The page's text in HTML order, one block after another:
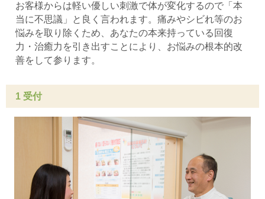
お客様からは軽い優しい刺激で体が変化するので「本
当に不思議」と良く言われます。痛みやシビれ等のお
悩みを取り除くため、あなたの本来持っている回復
力・治癒力を引き出すことにより、お悩みの根本的改
善をして参ります。
1 受付